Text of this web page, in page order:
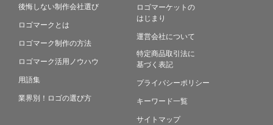
後悔しない制作会社選び
ロゴマークとは
ロゴマーク制作の方法
ロゴマーク活用ノウハウ
用語集
業界別！ロゴの選び方
ロゴマーケットの
はじまり
運営会社について
特定商品取引法に
基づく表記
プライバシーポリシー
キーワード一覧
サイトマップ